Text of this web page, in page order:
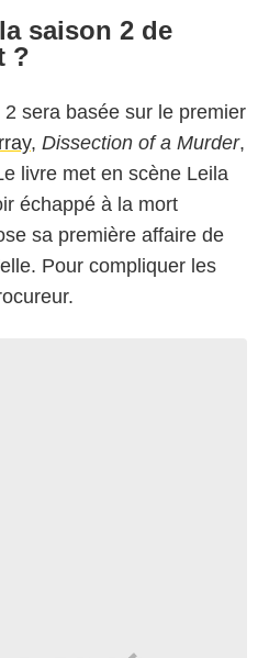
saison 2 de
?
sera basée sur le premier
, Dissection of a Murder,
livre met en scène Leila
échappé à la mort
sa première affaire de
Pour compliquer les